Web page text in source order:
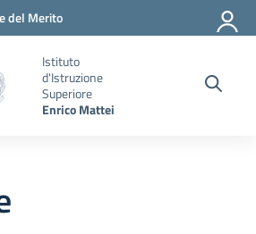
del Merito
Istituto
d'Istruzione
Superiore
Enrico Mattei